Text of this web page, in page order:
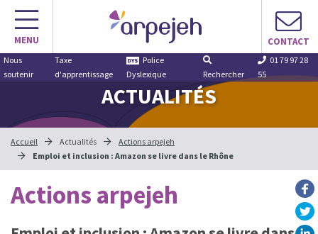
Aller
contenu
MENU CONTACT
Nous
soutenir
Taxe
d'apprentissage
Police
Dyslexique
Rechercher
01 79 97 28
55
ACTUALITÉS
Accueil Actualités
Actions arpejeh
Emploi et inclusion : Amazon se livre dans le Rhône
Actions arpejeh